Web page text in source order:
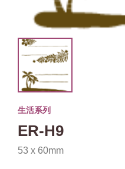
生活系列
ER-H9
53 x 60mm